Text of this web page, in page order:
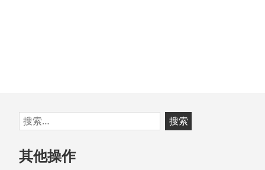
跳
至
页
脚
搜
索：
其他操作